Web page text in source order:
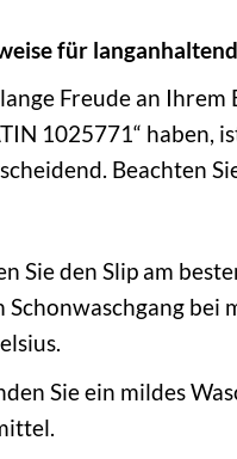
für
Freude an Ihrem
1025771“ haben,
Beachten
Sie den Slip am
Schonwaschgang bei
Sie ein mildes